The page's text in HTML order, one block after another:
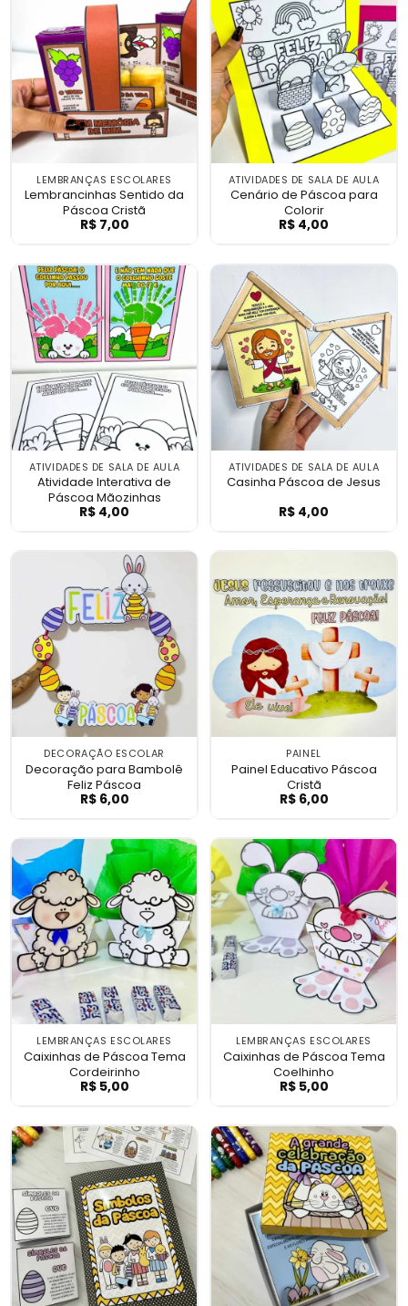
LEMBRANÇAS ESCOLARES
Lembrancinhas Sentido da
Páscoa Cristã
Lembrancinhas Sentido da Páscoa Cristã
R$7,00
ATIVIDADES DE SALA DE AULA
Cenário de Páscoa para
Colorir
Cenário de
R$ 4,00
ATIVIDADES DE SALA DE AULA
Atividade Interativa de
Páscoa Mãozinhas
Atividade Interativa de Páscoa
R$ 4,00
ATIVIDADES DE SALA DE AULA
Casinha Páscoa de Jesus
Casinha
R$ 4,00
DECORAÇÃO ESCOLAR
Decoração para Bambolê
Feliz Páscoa
Decoração para Bambolê Feliz Páscoa
R$6,00
PAINEL
Painel Educativo Páscoa
Cristã
Painel
R$6,00
LEMBRANÇAS ESCOLARES
Caixinhas de Páscoa Tema
Cordeirinho
Caixinhas de Páscoa Tema Cordeirinho
R$5,00
LEMBRANÇAS ESCOLARES
Caixinhas de Páscoa Tema
Coelhinho
Caixinhas de
R$5,00